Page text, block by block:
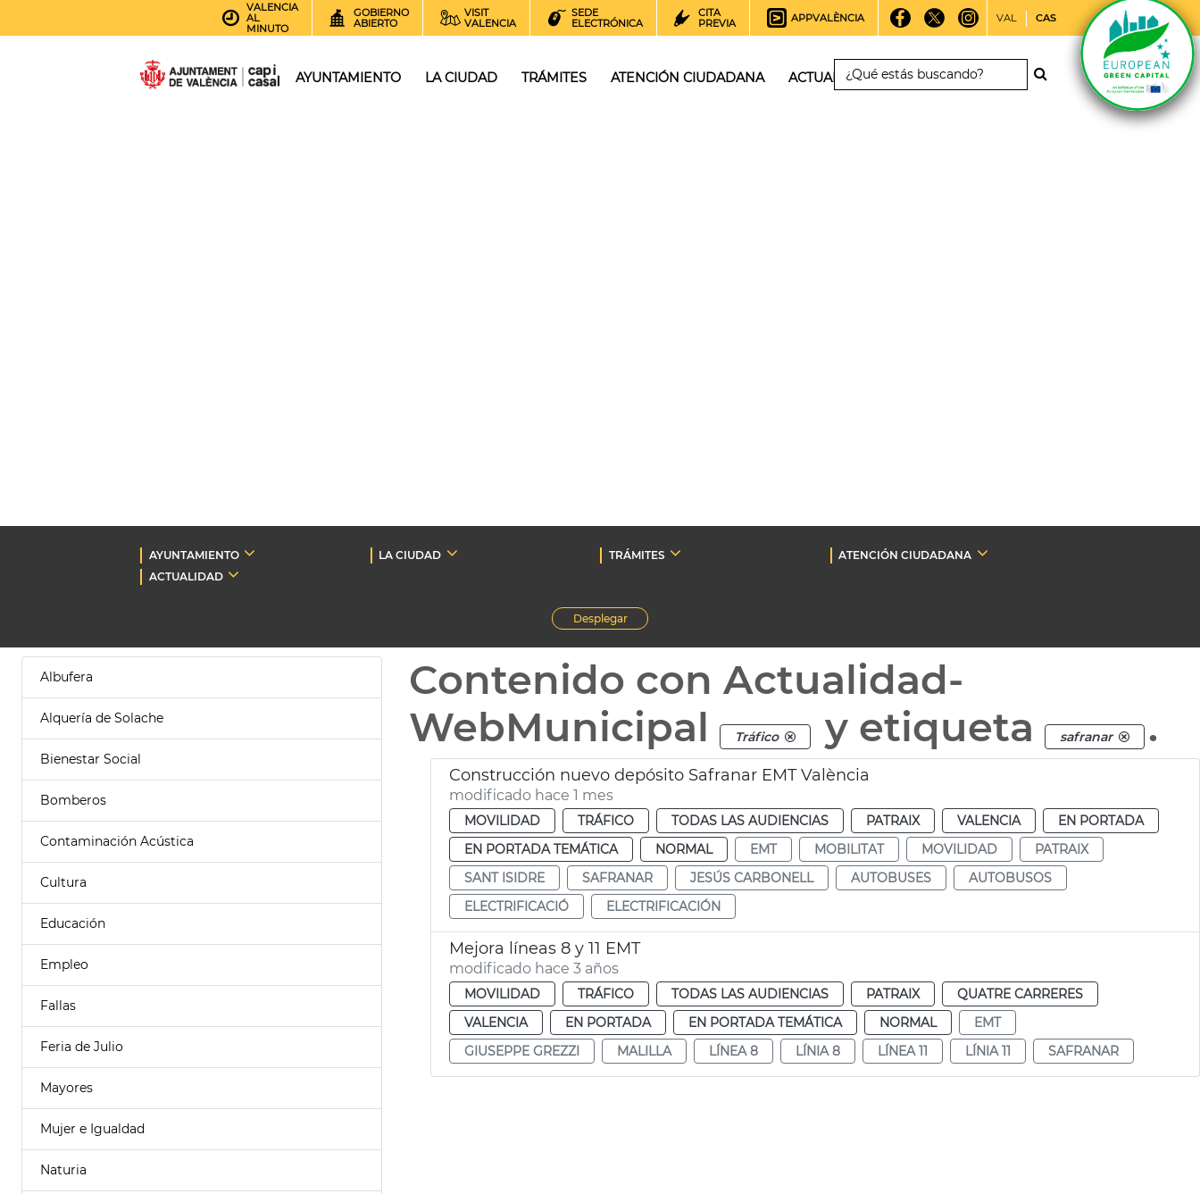
VALENCIA
AL
MINUTO
GOBIERNO
ABIERTO
VISIT
VALENCIA
SEDE
ELECTRÓNICA
CITA
PREVIA
APPVALÈNCIA VAL CAS
AYUNTAMIENTO LA CIUDAD TRÁMITES ATENCIÓN CIUDADANA ACTUALIDAD
AYUNTAMIENTO LA CIUDAD TRÁMITES
ATENCIÓN CIUDADANA
ACTUALIDAD
Desplegar
Albufera
Alquería de Solache
Bienestar Social
Bomberos
Contaminación Acústica
Cultura
Educación
Empleo
Fallas
Feria de Julio
Mayores
Mujer e Igualdad
Naturia
Contenido con Actualidad-
WebMunicipal
Tráfico y etiqueta safranar .
Construcción nuevo depósito Safranar EMT València
modificado hace 1 mes
MOVILIDAD TRÁFICO TODAS LAS AUDIENCIAS PATRAIX VALENCIA
EN PORTADA
EN PORTADA TEMÁTICA
NORMAL EMT MOBILITAT MOVILIDAD
PATRAIX
SANT ISIDRE
SAFRANAR JESÚS CARBONELL AUTOBUSES
AUTOBUSOS
ELECTRIFICACIÓ
ELECTRIFICACIÓN
Mejora líneas 8 y 11 EMT
modificado hace 3 años
MOVILIDAD TRÁFICO TODAS LAS AUDIENCIAS PATRAIX
QUATRE CARRERES
VALENCIA
EN PORTADA EN PORTADA TEMÁTICA NORMAL
EMT
GIUSEPPE GREZZI
MALILLA LÍNEA 8 LÍNIA 8 LÍNEA 11 LÍNIA 11 SAFRANAR